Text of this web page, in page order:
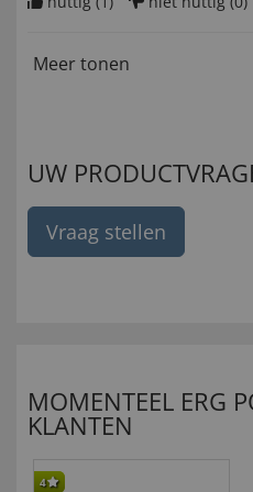
Meer tonen
UW
Vraag stellen
MOMENTEEL ERG
KLANTEN
4